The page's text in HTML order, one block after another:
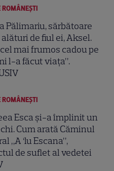
ROMÂNEŞTI
Pălimariu, sărbătoare
de fiul ei, Aksel.
cel mai frumos cadou pe
l-a făcut viața”.
ROMÂNEŞTI
Esca și-a împlinit un
Cum arată Căminul
„A ‘lu Escana”,
de suflet al vedetei